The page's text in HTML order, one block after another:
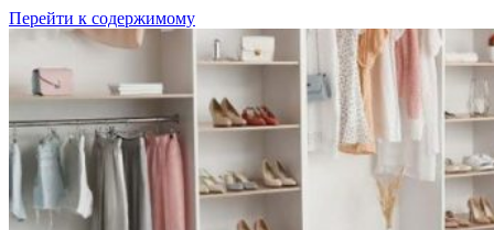
Перейти к содержимому